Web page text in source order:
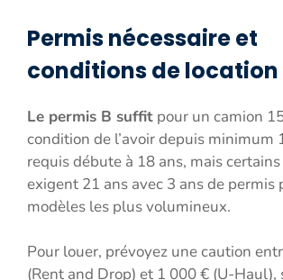
Permis nécessaire et
conditions de location
Le permis B suffit pour un camion
condition de l’avoir depuis minimum
requis débute à 18 ans, mais
exigent 21 ans avec 3 ans de permis
modèles les plus volumineux.
Pour louer, prévoyez une caution
(Rent and Drop) et 1 000 € (U-Haul),